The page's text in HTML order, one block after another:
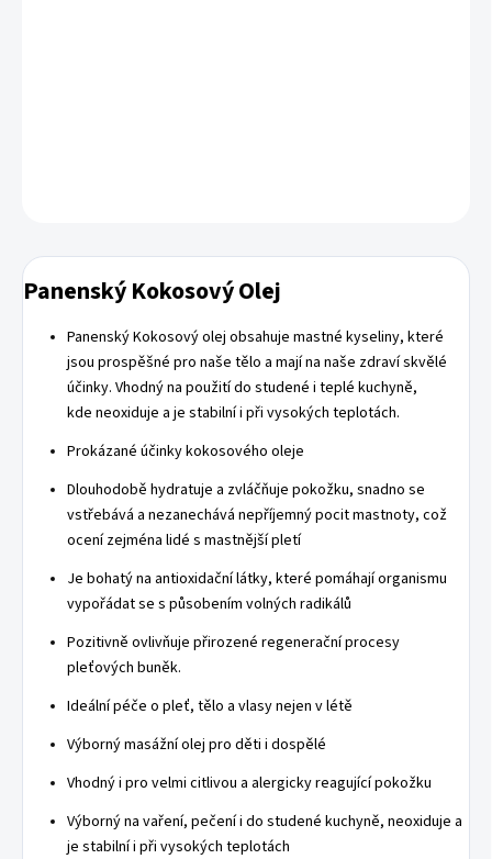
Panenský Kokosový Olej
Panenský Kokosový olej obsahuje mastné kyseliny, které
jsou prospěšné pro naše tělo a mají na naše zdraví skvělé
účinky. Vhodný na použití do studené i teplé kuchyně,
kde neoxiduje a je stabilní i při vysokých teplotách.
Prokázané účinky kokosového oleje
Dlouhodobě hydratuje a zvláčňuje pokožku, snadno se
vstřebává a nezanechává nepříjemný pocit mastnoty, což
ocení zejména lidé s mastnější pletí
Je bohatý na antioxidační látky, které pomáhají organismu
vypořádat se s působením volných radikálů
Pozitivně ovlivňuje přirozené regenerační procesy
pleťových buněk.
Ideální péče o pleť, tělo a vlasy nejen v létě
Výborný masážní olej pro děti i dospělé
Vhodný i pro velmi citlivou a alergicky reagující pokožku
Výborný na vaření, pečení i do studené kuchyně, neoxiduje a
je stabilní i při vysokých teplotách